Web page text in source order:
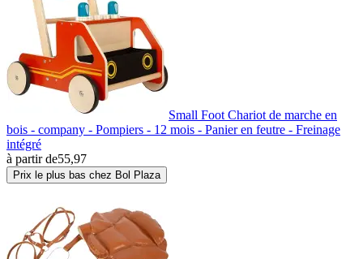
Small Foot Chariot de marche en
bois - company - Pompiers - 12 mois - Panier en feutre - Freinage
intégré
à partir de55,97
Prix le plus bas chez Bol Plaza